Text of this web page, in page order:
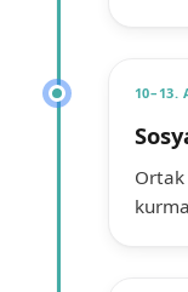
10–13.
Ortak